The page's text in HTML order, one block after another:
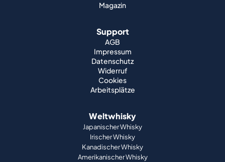
Magazin
Support
AGB
Impressum
Datenschutz
Widerruf
Cookies
Arbeitsplätze
Weltwhisky
Japanischer Whisky
Irischer Whisky
Kanadischer Whisky
Amerikanischer Whisky